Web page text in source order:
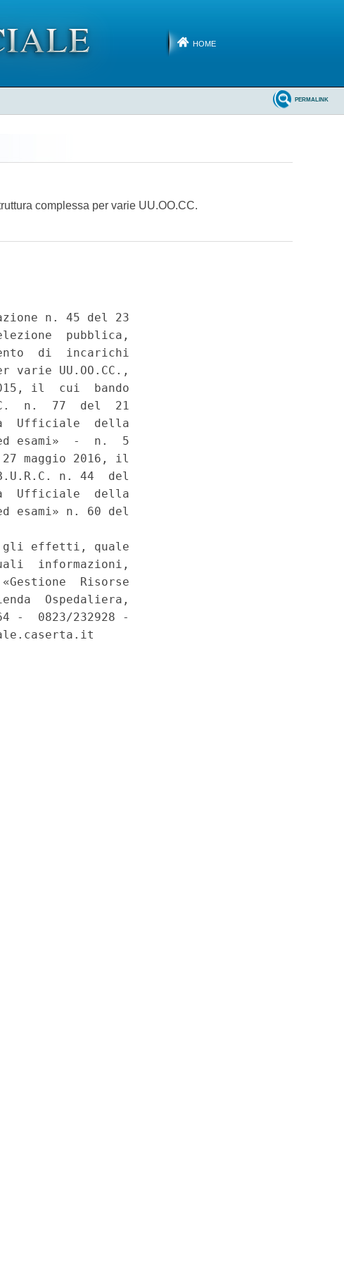
HOME
PERMALINK
complessa per varie UU.OO.CC.